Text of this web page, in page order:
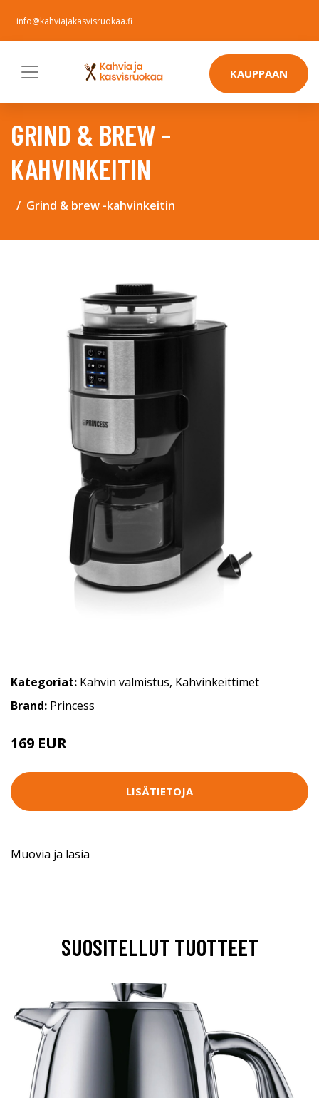
info@kahviajakasvisruokaa.fi
KAUPPAAN
GRIND & BREW -
KAHVINKEITIN
Grind & brew -kahvinkeitin
Kategoriat: Kahvin valmistus, Kahvinkeittimet
Brand: Princess
169 EUR
LISÄTIETOJA
Muovia ja lasia
SUOSITELLUT TUOTTEET